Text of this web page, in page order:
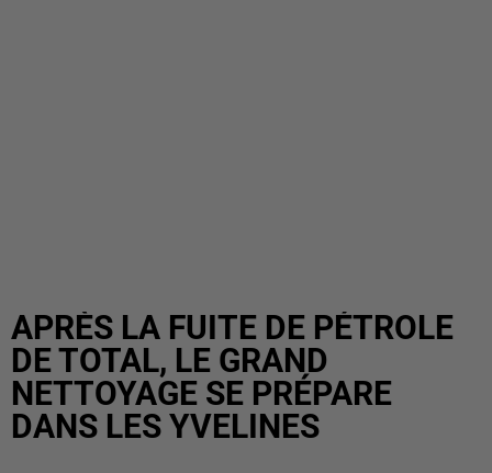
APRÈS LA FUITE DE PÉTROLE
DE TOTAL, LE GRAND
NETTOYAGE SE PRÉPARE
DANS LES YVELINES